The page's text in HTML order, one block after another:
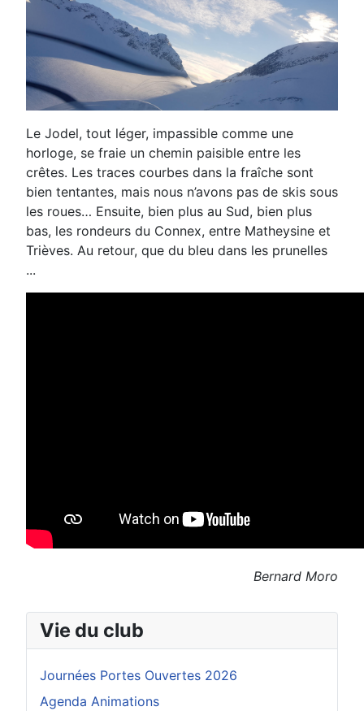
Vie du club
Journées Portes Ouvertes 2026
Agenda Animations
Le Jodel, tout léger, impassible comme une
horloge, se fraie un chemin paisible entre les
crêtes. Les traces courbes dans la fraîche sont
bien tentantes, mais nous n’avons pas de skis sous
les roues… Ensuite, bien plus au Sud, bien plus
bas, les rondeurs du Connex, entre Matheysine et
Trièves. Au retour, que du bleu dans les prunelles
...
Bernard Moro